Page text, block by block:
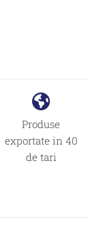
Produse
exportate in 40
de tari